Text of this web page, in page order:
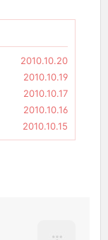
2010.10.20
2010.10.19
2010.10.17
2010.10.16
2010.10.15